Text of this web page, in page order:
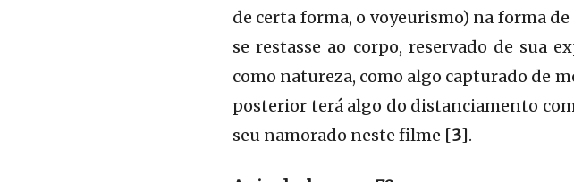
de certa forma, o voyeurismo) na forma
se restasse ao corpo, reservado de sua
como natureza, como algo capturado de
posterior terá algo do distanciamento
seu namorado neste filme [3].